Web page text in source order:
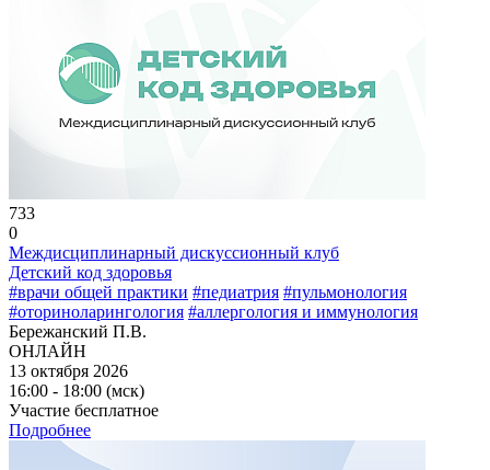
733
0
Междисциплинарный дискуссионный клуб
Детский код здоровья
#врачи общей практики #педиатрия #пульмонология
#оториноларингология #аллергология и иммунология
Бережанский П.В.
ОНЛАЙН
13 октября 2026
16:00 - 18:00 (мск)
Участие бесплатное
Подробнее